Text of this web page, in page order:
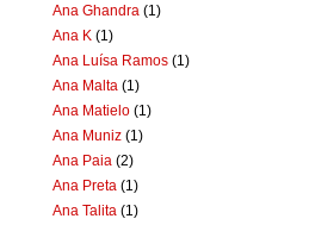
Ana Ghandra (1)
Ana K (1)
Ana Luísa Ramos (1)
Ana Malta (1)
Ana Matielo (1)
Ana Muniz (1)
Ana Paia (2)
Ana Preta (1)
Ana Talita (1)